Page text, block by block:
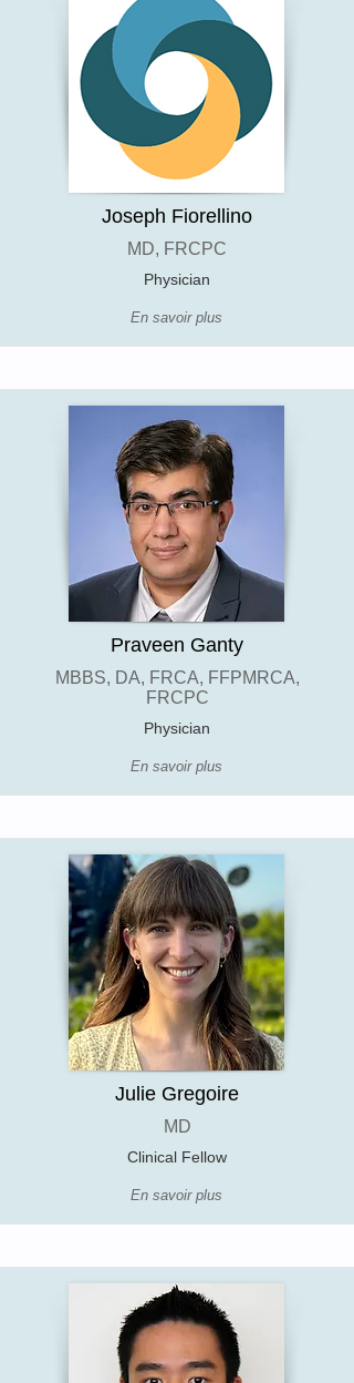
Joseph Fiorellino
MD, FRCPC
Physician
En savoir plus
Praveen Ganty
MBBS, DA, FRCA, FFPMRCA,
FRCPC
Physician
En savoir plus
Julie Gregoire
MD
Clinical Fellow
En savoir plus